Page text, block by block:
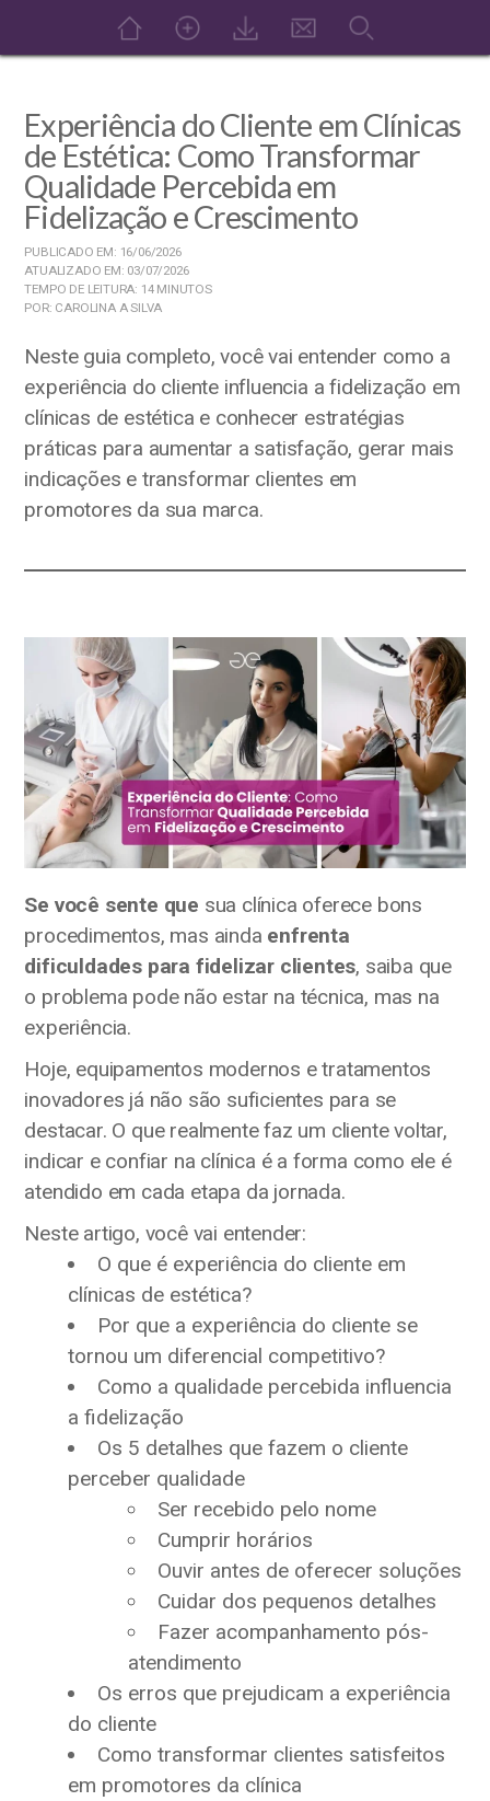
Experiência do Cliente em Clínicas
de Estética: Como Transformar
Qualidade Percebida em
Fidelização e Crescimento
PUBLICADO EM: 16/06/2026
ATUALIZADO EM: 03/07/2026
TEMPO DE LEITURA: 14 MINUTOS
POR: CAROLINA A SILVA
Neste guia completo, você vai entender como a
experiência do cliente influencia a fidelização em
clínicas de estética e conhecer estratégias
práticas para aumentar a satisfação, gerar mais
indicações e transformar clientes em
promotores da sua marca.
Se você sente que sua clínica oferece bons
procedimentos, mas ainda enfrenta
dificuldades para fidelizar clientes, saiba que
o problema pode não estar na técnica, mas na
experiência.
Hoje, equipamentos modernos e tratamentos
inovadores já não são suficientes para se
destacar. O que realmente faz um cliente voltar,
indicar e confiar na clínica é a forma como ele é
atendido em cada etapa da jornada.
Neste artigo, você vai entender:
O que é experiência do cliente em
clínicas de estética?
Por que a experiência do cliente se
tornou um diferencial competitivo?
Como a qualidade percebida influencia
a fidelização
Os 5 detalhes que fazem o cliente
perceber qualidade
Ser recebido pelo nome
Cumprir horários
Ouvir antes de oferecer soluções
Cuidar dos pequenos detalhes
Fazer acompanhamento pós-
atendimento
Os erros que prejudicam a experiência
do cliente
Como transformar clientes satisfeitos
em promotores da clínica